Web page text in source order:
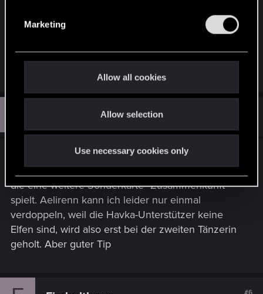
Marketing
Allow all cookies
Allow selection
Use necessary cookies only
Du kannst bei deiner Methode noch 12 drauf
rechnen für Aelirenn. btw +24 bei dem doppeltem
Horn.
Fimbulthrym Senior user
^Wenn ich mich nicht mehrfach verguckt habe,
dann ja. Einmal die Sonderkarte "klarer Himmel"
die eine weitere Sonderkarte "Zusammenkunft"
spielt. Aelirenn kann ich leider nur einmal
verdoppeln, weil die Havka-Unterstützer keine
Elfen sind, wird also erst bei der zweiten Tänzerin
geholt. Aber guter Tip